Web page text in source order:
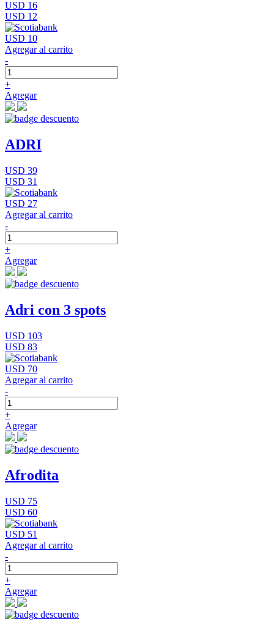
USD 16
USD 12
USD 10
Agregar al carrito
-
+
Agregar
ADRI
USD 39
USD 31
USD 27
Agregar al carrito
-
+
Agregar
Adri con 3 spots
USD 103
USD 83
USD 70
Agregar al carrito
-
+
Agregar
Afrodita
USD 75
USD 60
USD 51
Agregar al carrito
-
+
Agregar